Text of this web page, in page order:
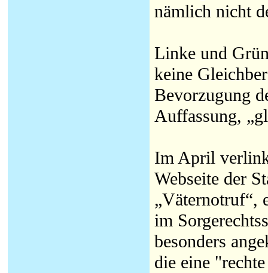
nämlich nicht
Linke und
keine
Bevorzugung
Auffassung,
Im April
Webseite der
„Väternotruf“,
im
besonders
die eine